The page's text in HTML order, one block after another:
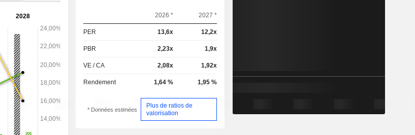
2026 * 2027 *
PER 13,6x 12,2x
PBR 2,23x 1,9x
VE / CA 2,08x 1,92x
Rendement 1,64 % 1,95 %
* Données estimées
Plus de ratios de
valorisation